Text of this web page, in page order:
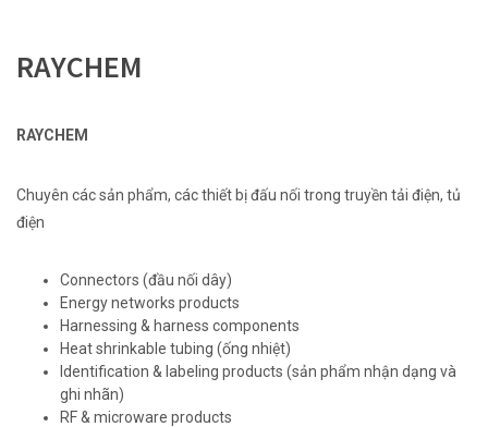
RAYCHEM
RAYCHEM
Chuyên các sản phẩm, các thiết bị đấu nối trong truyền tải điện, tủ
điện
Connectors (đầu nối dây)
Energy networks products
Harnessing & harness components
Heat shrinkable tubing (ống nhiệt)
Identification & labeling products (sản phẩm nhận dạng và
ghi nhãn)
RF & microware products